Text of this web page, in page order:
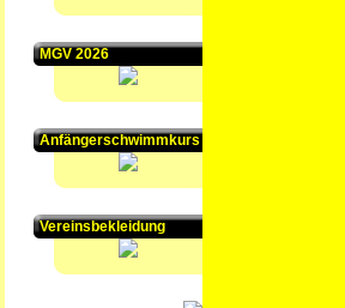
MGV 2026
Anfängerschwimmkurs
Vereinsbekleidung